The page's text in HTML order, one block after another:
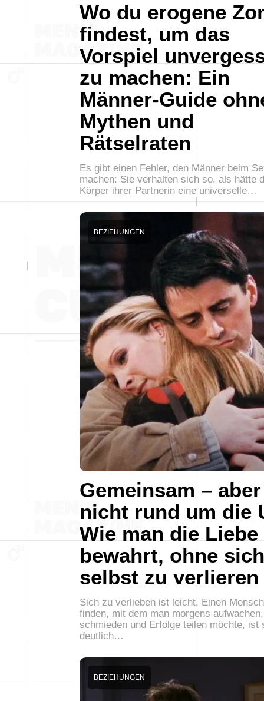
Wo du erogene
findest, um das
Vorspiel
zu machen: Ein
Männer-Guide
Mythen und
Rätselraten
Es gibt einen Fehler, den Männer beim
machen: Sie verhalten sich so, als hätte
Körper ihrer Partnerin eine universelle…
Gemeinsam – aber
nicht rund um die
Wie man die Liebe
bewahrt, ohne sich
selbst zu verlieren
BEZIEHUNGEN
Sich zu verlieben ist leicht. Einen
finden, mit dem man morgens
schmieden und Erfolge teilen möchte, ist
deutlich…
BEZIEHUNGEN